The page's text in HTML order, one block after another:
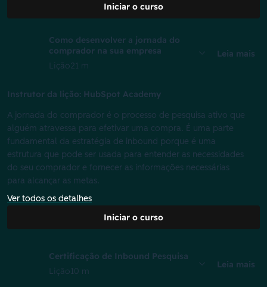
Iniciar o curso
Como desenvolver a jornada do
comprador na sua empresa
Lição21 m
Leia mais
Instrutor da lição: HubSpot Academy
A jornada do comprador é o processo de pesquisa ativo que
alguém atravessa para efetivar uma compra. É uma parte
fundamental da estratégia de inbound porque é uma
estrutura que pode ser usada para entender as necessidades
do seu comprador e fornecer as informações necessárias
para alcançar as metas.
Ver todos os detalhes
Iniciar o curso
Certificação de Inbound Pesquisa
Lição10 m
Leia mais